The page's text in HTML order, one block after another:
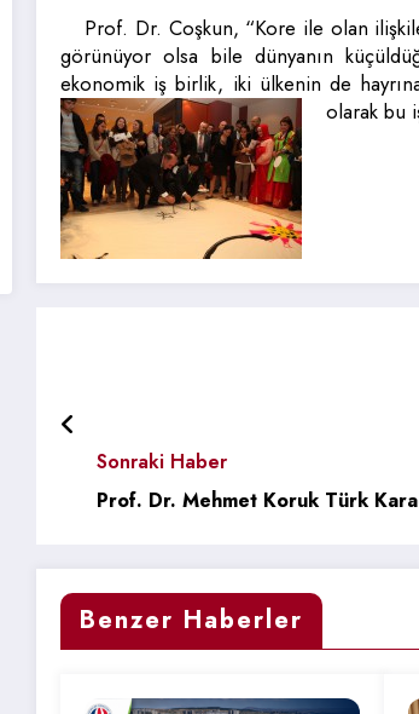
Prof. Dr. Coşkun, “Kore ile olan
görünüyor olsa bile dünyanın
ekonomik iş birlik, iki ülkenin de
olarak bu
Sonraki Haber
Prof. Dr. Mehmet Koruk Türk
Benzer Haberler